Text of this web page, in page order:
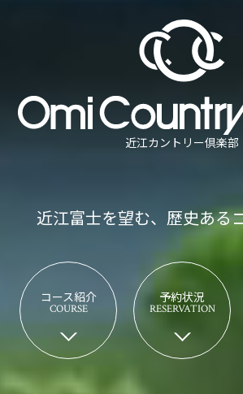
近江カントリー倶楽部
近江富士を望む、歴史ある
コース紹介
COURSE
予約状況
RESERVATION